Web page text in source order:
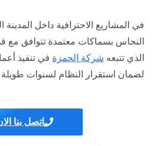
في المشاريع الاحترافية داخل المدينة
النحاس بسماكات معتمدة تتوافق مع
الذي تتبعه شركة الحمزة في تنفيذ
لضمان استقرار النظام لسنوات طويلة
اتصل بنا